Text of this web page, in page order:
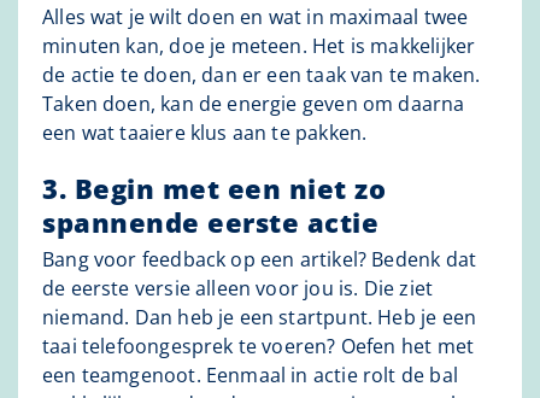
Alles wat je wilt doen en wat in maximaal twee
minuten kan, doe je meteen. Het is makkelijker
de actie te doen, dan er een taak van te maken.
Taken doen, kan de energie geven om daarna
een wat taaiere klus aan te pakken.
3. Begin met een niet zo
spannende eerste actie
Bang voor feedback op een artikel? Bedenk dat
de eerste versie alleen voor jou is. Die ziet
niemand. Dan heb je een startpunt. Heb je een
taai telefoongesprek te voeren? Oefen het met
een teamgenoot. Eenmaal in actie rolt de bal